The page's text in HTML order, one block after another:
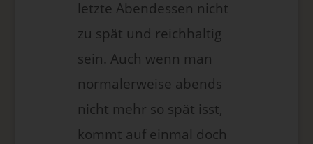
letzte Abendessen nicht
zu spät und reichhaltig
sein. Auch wenn man
normalerweise abends
nicht mehr so spät isst,
kommt auf einmal doch
Gesetzgeber in Gesetzen oder Vorschriften, welchen der für die
Verarbeitung Verantwortliche unterliegt, vorgesehen wurde.
Entfällt der Speicherungszweck oder läuft eine vom
anderen zuständigen Gesetzgeber vorgeschriebene
Speicherfrist ab, werden die personenbezogenen Daten
routinemäßig und entsprechend den gesetzlichen Vorschriften
gesperrt oder gelöscht.